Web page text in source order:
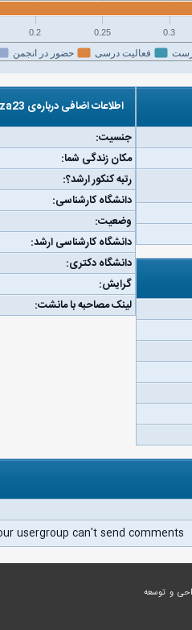
فعالیت درسی حضور در انجمن
0.2 0.25 0.3
اطلاعات اضافی درباره‌ی n.reza23
جنسیت:
مکان زندگی شما:
رتبه کنکور ارشد؟:
دانشگاه کارشناسی:
وضعیت:
دانشگاه کارشناسی ارشد:
دانشگاه دکتری:
گرایش:
لینک مصاحبه با مانشت:
usergroup can't send comments.
و توسعه